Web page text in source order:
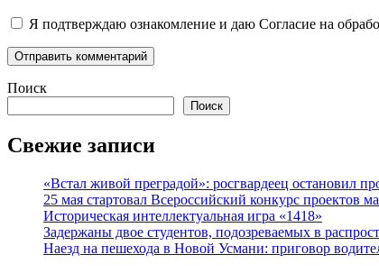
Я подтверждаю ознакомление и даю Согласие на
Поиск
Поиск
Свежие записи
«Встал живой преградой»: росгвардеец
25 мая стартовал Всероссийский конкурс проектов
Историческая интеллектуальная игра «1418»
Задержаны двое студентов, подозреваемых в
Наезд на пешехода в Новой Усмани: приговор